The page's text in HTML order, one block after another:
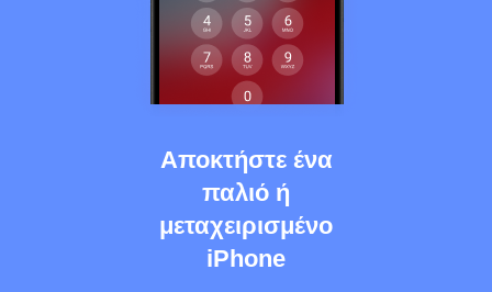
Αποκτήστε ένα
παλιό ή
μεταχειρισμένο
iPhone